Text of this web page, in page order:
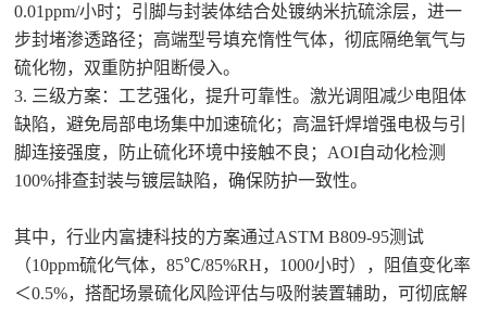
0.01ppm/小时；引脚与封装体结合处镀纳米抗硫涂层，进一
步封堵渗透路径；高端型号填充惰性气体，彻底隔绝氧气与
硫化物，双重防护阻断侵入。
3. 三级方案：工艺强化，提升可靠性。激光调阻减少电阻体
缺陷，避免局部电场集中加速硫化；高温钎焊增强电极与引
脚连接强度，防止硫化环境中接触不良；AOI自动化检测
100%排查封装与镀层缺陷，确保防护一致性。
其中，行业内富捷科技的方案通过ASTM B809-95测试
（10ppm硫化气体，85℃/85%RH，1000小时），阻值变化率
＜0.5%，搭配场景硫化风险评估与吸附装置辅助，可彻底解